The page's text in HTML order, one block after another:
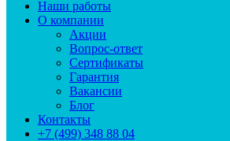
Наши работы
О компании
Акции
Вопрос-ответ
Сертификаты
Гарантия
Вакансии
Блог
Контакты
+7 (499) 348 88 04